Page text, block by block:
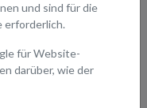
und sind für die
erforderlich.
für Website-
darüber, wie der